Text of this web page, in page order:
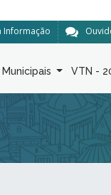
Informação
VTN -